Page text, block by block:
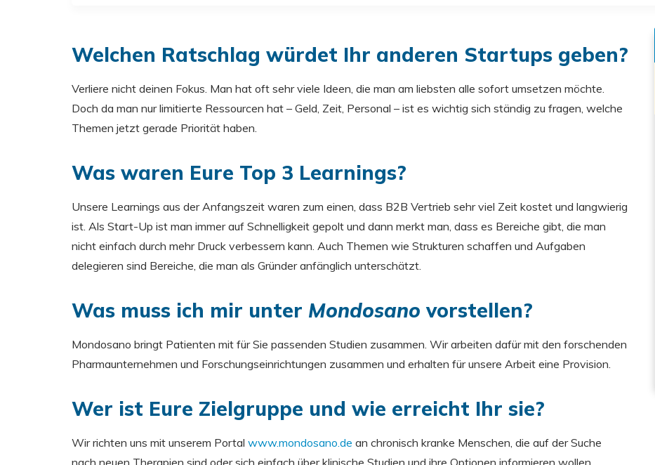
Welchen Ratschlag würdet Ihr anderen Startups geben?
Verliere nicht deinen Fokus. Man hat oft sehr viele Ideen, die man am liebsten alle sofort umsetzen möchte.
Doch da man nur limitierte Ressourcen hat – Geld, Zeit, Personal – ist es wichtig sich ständig zu fragen, welche
Themen jetzt gerade Priorität haben.
Was waren Eure Top 3 Learnings?
Unsere Learnings aus der Anfangszeit waren zum einen, dass B2B Vertrieb sehr viel Zeit kostet und langwierig
ist. Als Start-Up ist man immer auf Schnelligkeit gepolt und dann merkt man, dass es Bereiche gibt, die man
nicht einfach durch mehr Druck verbessern kann. Auch Themen wie Strukturen schaffen und Aufgaben
delegieren sind Bereiche, die man als Gründer anfänglich unterschätzt.
Was muss ich mir unter Mondosano vorstellen?
Mondosano bringt Patienten mit für Sie passenden Studien zusammen. Wir arbeiten dafür mit den forschenden
Pharmaunternehmen und Forschungseinrichtungen zusammen und erhalten für unsere Arbeit eine Provision.
Wer ist Eure Zielgruppe und wie erreicht Ihr sie?
Wir richten uns mit unserem Portal www.mondosano.de an chronisch kranke Menschen, die auf der Suche
nach neuen Therapien sind oder sich einfach über klinische Studien und ihre Optionen informieren wollen.